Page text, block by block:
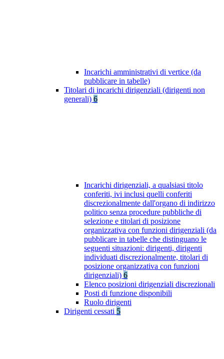
Incarichi amministrativi di vertice (da
pubblicare in tabelle)
Titolari di incarichi dirigenziali (dirigenti non
generali) 6
Incarichi dirigenziali, a qualsiasi titolo
conferiti, ivi inclusi quelli conferiti
discrezionalmente dall'organo di indirizzo
politico senza procedure pubbliche di
selezione e titolari di posizione
organizzativa con funzioni dirigenziali (da
pubblicare in tabelle che distinguano le
seguenti situazioni: dirigenti, dirigenti
individuati discrezionalmente, titolari di
posizione organizzativa con funzioni
dirigenziali) 6
Elenco posizioni dirigenziali discrezionali
Posti di funzione disponibili
Ruolo dirigenti
Dirigenti cessati 5